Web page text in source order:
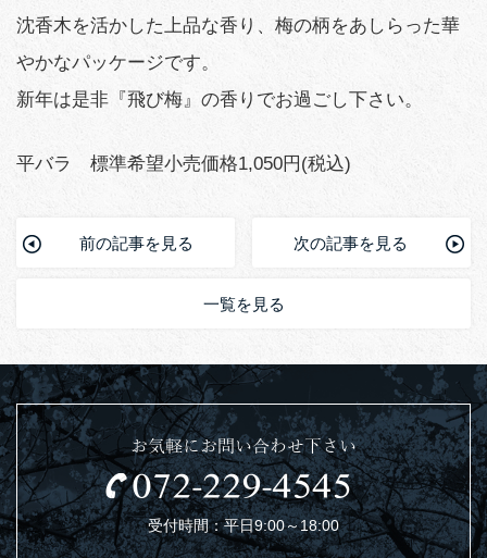
沈香木を活かした上品な香り、梅の柄をあしらった華
やかなパッケージです。
新年は是非『飛び梅』の香りでお過ごし下さい。
平バラ 標準希望小売価格1,050円(税込)
前の記事を見る 次の記事を見る
一覧を見る
お気軽にお問い合わせ下さい
受付時間：平日9:00～18:00